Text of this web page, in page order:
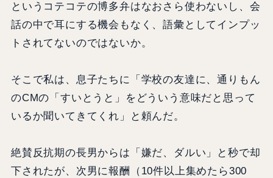
というコテコテの博多弁はなおさら使わないし、会
話の中で耳にする機会もなく、語彙としてインプッ
トされてないのではないか。
そこで私は、息子たちに「学校の友達に、通りもん
のCMの「すいとうと」をどういう意味だと思って
いるか聞いてきてくれ」と頼んだ。
絶賛反抗期の長男からは「嫌だ、ダルい」と秒で却
下されたが、次男に報酬（10件以上集めたら300